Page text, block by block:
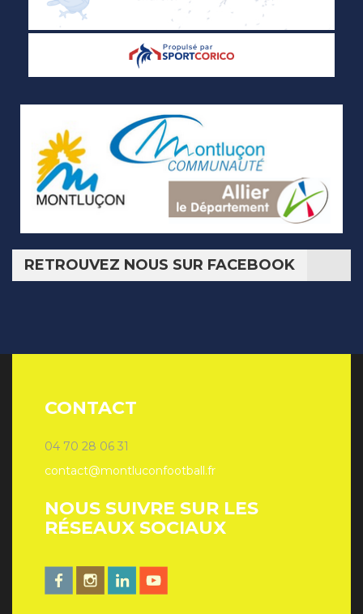
RETROUVEZ NOUS SUR FACEBOOK
CONTACT
04 70 28 06 31
contact@montluconfootball.fr
NOUS SUIVRE SUR LES
RÉSEAUX SOCIAUX